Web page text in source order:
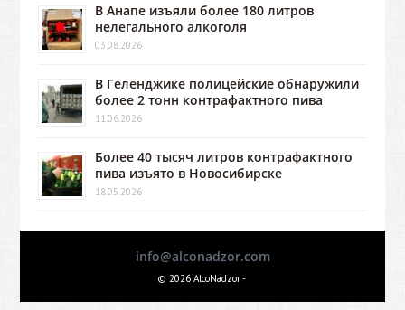
В Анапе изъяли более 180 литров
нелегального алкоголя
03.08.2026
В Геленджике полицейские обнаружили
более 2 тонн контрафактного пива
11.06.2026
Более 40 тысяч литров контрафактного
пива изъято в Новосибирске
18.05.2026
info@alconadzor.com
© 2026 AlcoNadzor -